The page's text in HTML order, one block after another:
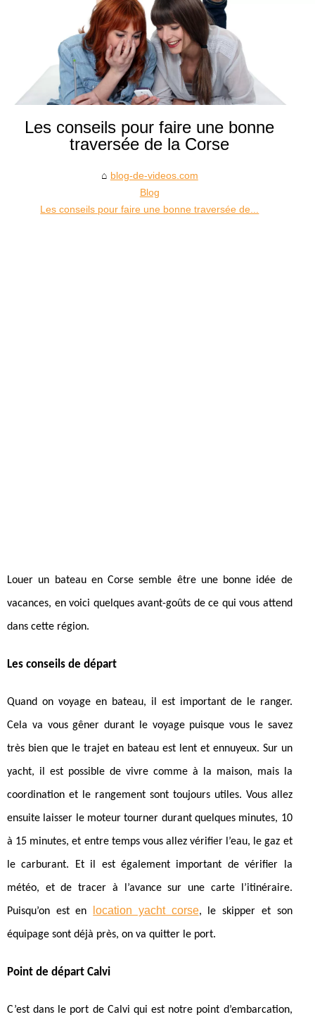
Les conseils pour faire une bonne
traversée de la Corse
blog-de-videos.com
Blog
Les conseils pour faire une bonne traversée de...
Louer un bateau en Corse semble être une bonne idée de
vacances, en voici quelques avant-goûts de ce qui vous attend
dans cette région.
Les conseils de départ
Quand on voyage en bateau, il est important de le ranger.
Cela va vous gêner durant le voyage puisque vous le savez
très bien que le trajet en bateau est lent et ennuyeux. Sur un
yacht, il est possible de vivre comme à la maison, mais la
coordination et le rangement sont toujours utiles. Vous allez
ensuite laisser le moteur tourner durant quelques minutes, 10
à 15 minutes, et entre temps vous allez vérifier l’eau, le gaz et
le carburant. Et il est également important de vérifier la
météo, et de tracer à l’avance sur une carte l’itinéraire.
Puisqu’on est en location yacht corse, le skipper et son
équipage sont déjà près, on va quitter le port.
Point de départ Calvi
C’est dans le port de Calvi qui est notre point d’embarcation,